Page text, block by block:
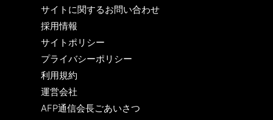
サイトに関するお問い合わせ
採用情報
サイトポリシー
プライバシーポリシー
利用規約
運営会社
AFP通信会長ごあいさつ